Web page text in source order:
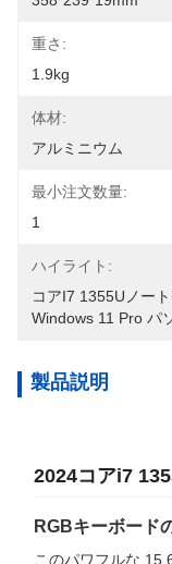
重さ:
1.9kg
体材:
アルミニウム
最小注文数量:
1
ハイライト:
コアi7 1355Uノー
Windows 11 Pro パ
製品説明
2024コアi7
RGBキーボード
このパワフルな